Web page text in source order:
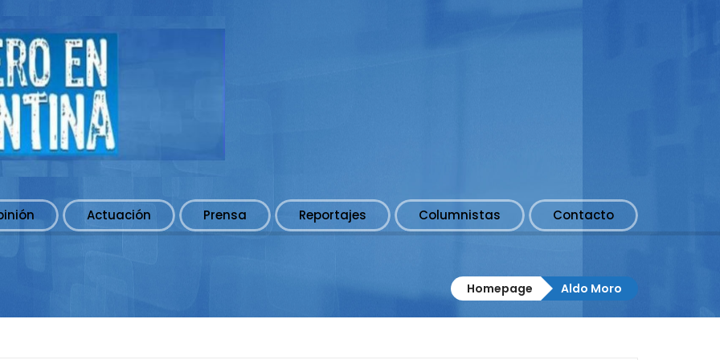
Actuación Prensa Reportajes Columnistas Contacto
Homepage Aldo Moro